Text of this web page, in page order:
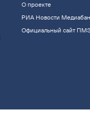
О проекте
РИА Новости
Официальный сайт